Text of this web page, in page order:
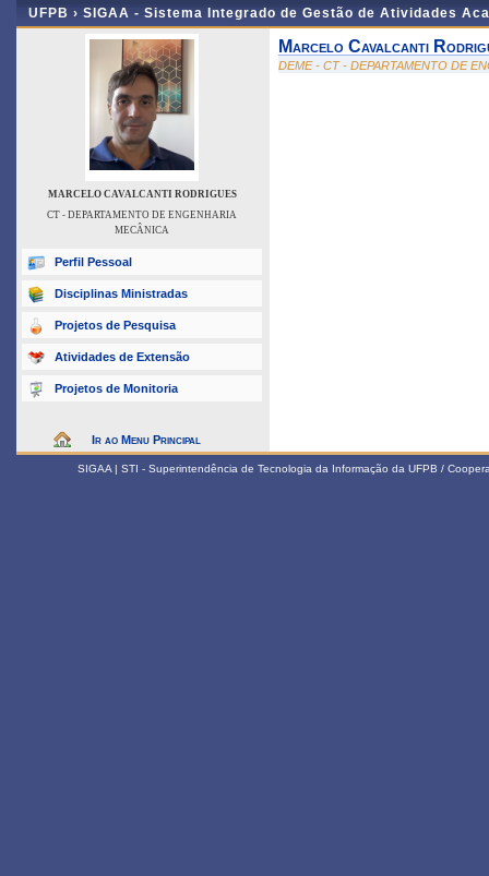
UFPB › SIGAA - Sistema Integrado de Gestão de Atividades
MARCELO CAVALCANTI RODRIGUES
CT - DEPARTAMENTO DE ENGENHARIA
MECÂNICA
Perfil Pessoal
Disciplinas Ministradas
Projetos de Pesquisa
Atividades de Extensão
Projetos de Monitoria
Ir ao Menu Principal
Marcelo Cavalcanti
DEME - CT - DEPARTAMENTO DE
SIGAA | STI - Superintendência de Tecnologia da Informação da UFPB /